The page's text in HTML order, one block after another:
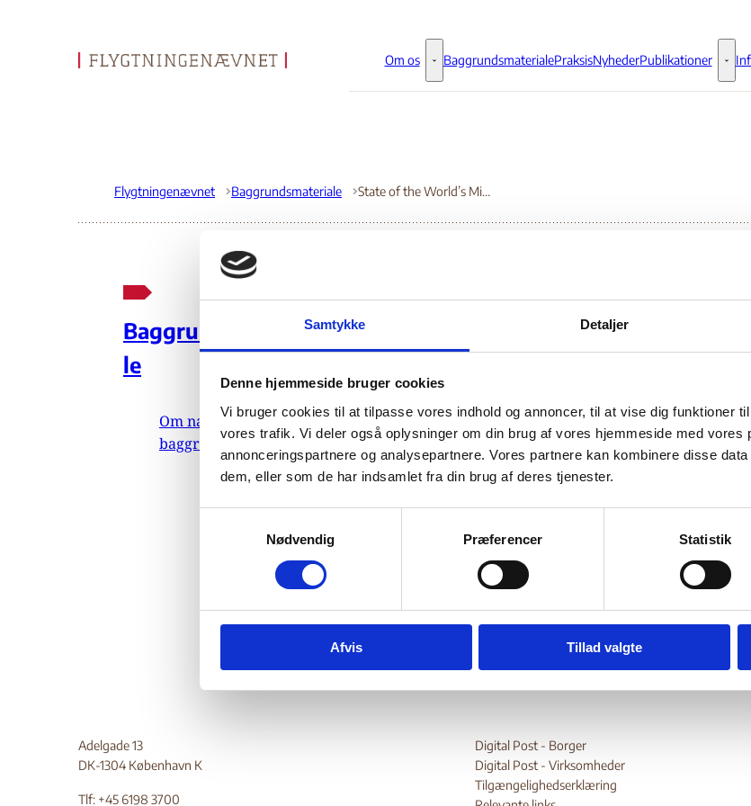
Samtykke Detaljer
Denne hjemmeside bruger cookies
Vi bruger cookies til at tilpasse vores indhold og annoncer, til at vise dig funktioner
vores trafik. Vi deler også oplysninger om din brug af vores hjemmeside med vores
annonceringspartnere og analysepartnere. Vores partnere kan kombinere disse
dem, eller som de har indsamlet fra din brug af deres tjenester.
v
Nødvendig Præferencer Statistik
Afvis Tillad valgte
Gå til forsiden
Om os Om os - Flere links
BaggrundsmaterialePraksisNyhederPublikationer
Flygtningenævnet Baggrundsmateriale State of the World’s Minorities and Indigenous Peoples 2013 – Democratic Republic of Congo
Baggrundsmateria
le
Om nævnets
baggrundsmateriale
State of the World’s
Minorities and
Peoples 2013 –
Republic of Congo
Bilag 314
Minority Rights Group International (MRG)
Indeholder oplysninger om forholdene for minoritetsgrupper.
Adelgade 13
DK-1304 København K
Tlf: +45 6198 3700
Digital Post - Borger
Digital Post - Virksomheder
Tilgængelighedserklæring